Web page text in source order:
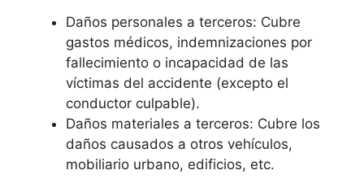
Daños personales a terceros: Cubre
gastos médicos, indemnizaciones por
fallecimiento o incapacidad de las
víctimas del accidente (excepto el
conductor culpable).
Daños materiales a terceros: Cubre los
daños causados a otros vehículos,
mobiliario urbano, edificios, etc.